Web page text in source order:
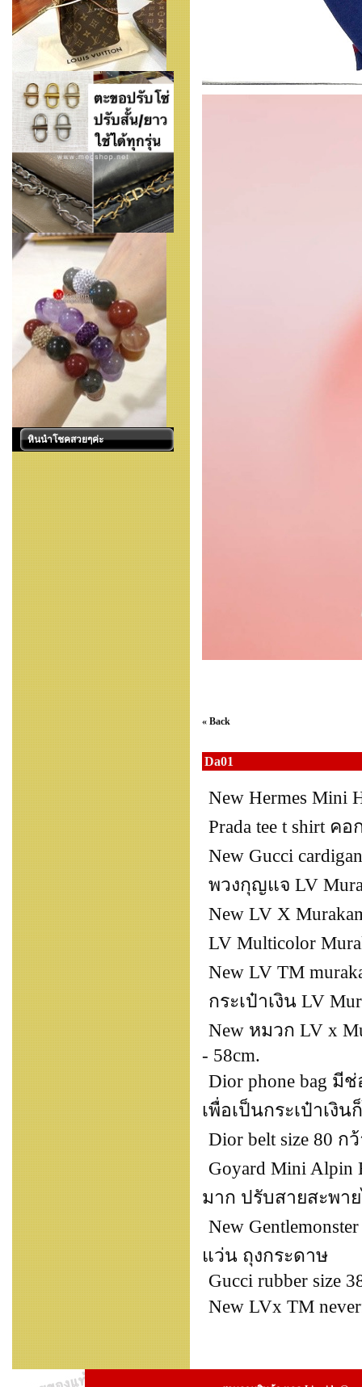
หินนำโชคสวยๆค่ะ
« Back
Da01
New Hermes Mini
Prada tee t shirt
New Gucci
พวงกุญแจ LV
New LV X
LV Multicolor
New LV TM
กระเป๋าเงิน LV
New หมวก LV x
- 58cm.
Dior phone bag
เพื่อเป็นกระเป๋าเงิน
Dior belt size 80 ก
Goyard Mini Alpin
มาก ปรับสายสะพา
New
แว่น ถุงกระดาษ
Gucci rubber size
New LVx TM